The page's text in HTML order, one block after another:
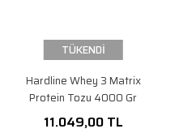
TÜKENDİ
Hardline Whey 3 Matrix
Protein Tozu 4000 Gr
11.049,00 TL